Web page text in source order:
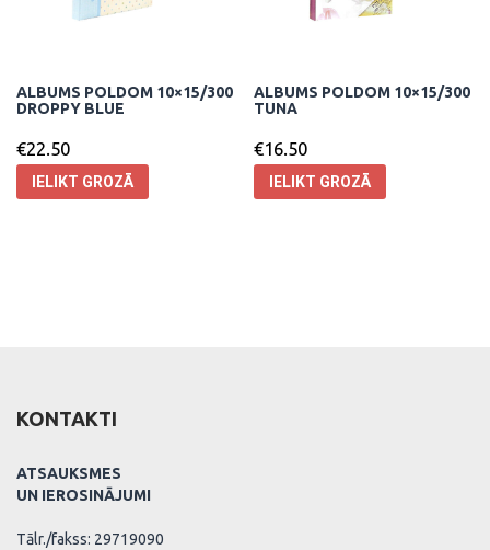
ALBUMS POLDOM 10×15/300
DROPPY BLUE
€22.50
IELIKT GROZĀ
ALBUMS POLDOM 10×15/300
TUNA
€16.50
IELIKT GROZĀ
KONTAKTI
ATSAUKSMES
UN IEROSINĀJUMI
Tālr./fakss: 29719090